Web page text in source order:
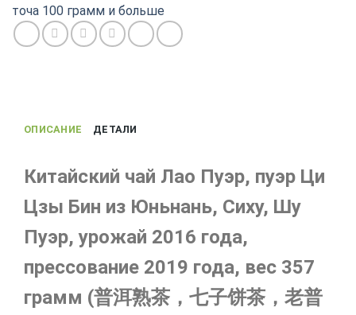
Пуэр
Лао
года,
точа 100 грамм и больше
ОПИСАНИЕ ДЕТАЛИ
Китайский чай Лао Пуэр, пуэр Ци
Цзы Бин из Юньнань, Сиху, Шу
Пуэр, урожай 2016 года,
прессование 2019 года, вес 357
грамм (普洱熟茶，七子饼茶，老普